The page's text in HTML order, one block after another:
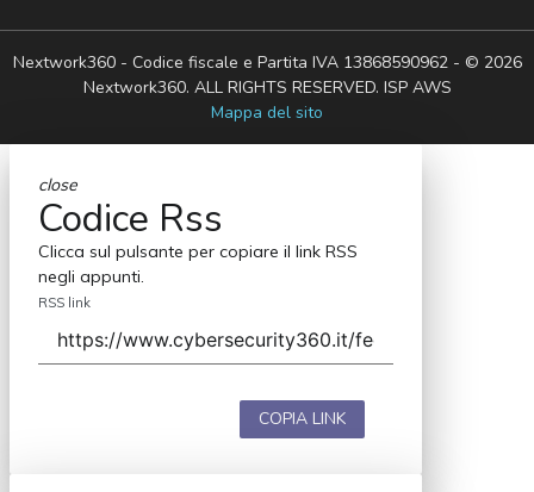
Nextwork360 - Codice fiscale e Partita IVA 13868590962 - © 2026
Nextwork360. ALL RIGHTS RESERVED. ISP AWS
Mappa del sito
close
Codice Rss
Clicca sul pulsante per copiare il link RSS
negli appunti.
RSS link
COPIA LINK